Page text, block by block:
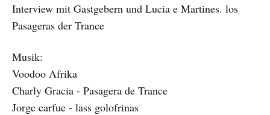
Interview mit Gastgebern und Lucia e Martines. los
Pasageras der Trance
Musik:
Voodoo Afrika
Charly Gracia - Pasagera de Trance
Jorge carfue - lass golofrinas